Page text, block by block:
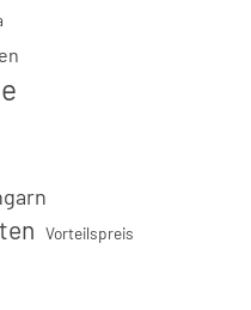
Vorteilspreis